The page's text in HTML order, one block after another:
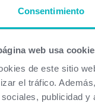
Consentimiento
web usa
de este sitio
el tráfico.
sociales, publicidad y
estas mejoras las tiene
con nuestro
Los clientes con
la sección de versiones